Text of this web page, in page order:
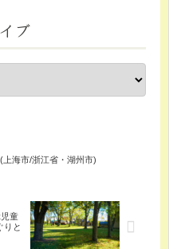
ブ
上海市/浙江省・湖州市)
童
りと